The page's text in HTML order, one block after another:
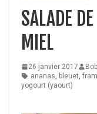
SALADE
MIEL
26 janvier 2017
ananas, bleuet,
yogourt (yaourt)